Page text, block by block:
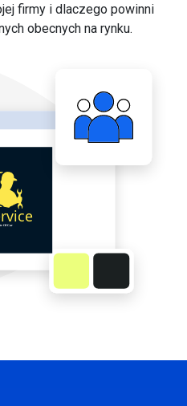
firmy i dlaczego powinni
obecnych na rynku.